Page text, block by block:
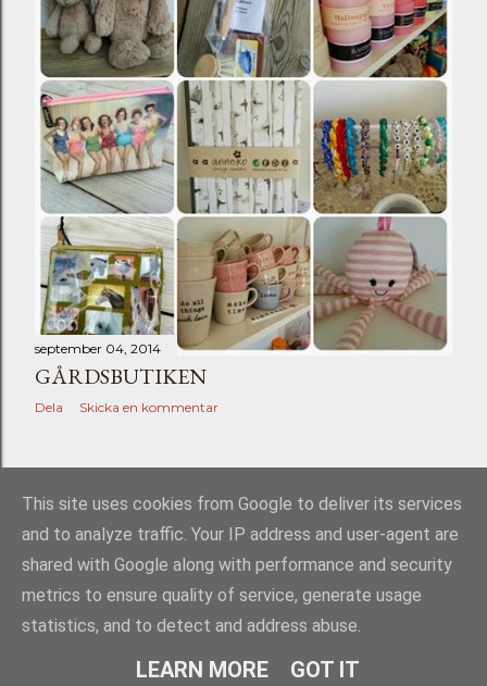
september 04, 2014
GÅRDSBUTIKEN
Dela Skicka en kommentar
ÄLDRE INLÄGG
Använder Blogger
This site uses cookies from Google to deliver its services
and to analyze traffic. Your IP address and user-agent are
shared with Google along with performance and security
metrics to ensure quality of service, generate usage
statistics, and to detect and address abuse.
LEARN MORE GOT IT